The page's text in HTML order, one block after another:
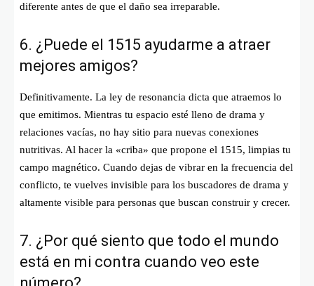
diferente antes de que el daño sea irreparable.
6. ¿Puede el 1515 ayudarme a atraer
mejores amigos?
Definitivamente. La ley de resonancia dicta que atraemos lo
que emitimos. Mientras tu espacio esté lleno de drama y
relaciones vacías, no hay sitio para nuevas conexiones
nutritivas. Al hacer la «criba» que propone el 1515, limpias tu
campo magnético. Cuando dejas de vibrar en la frecuencia del
conflicto, te vuelves invisible para los buscadores de drama y
altamente visible para personas que buscan construir y crecer.
7. ¿Por qué siento que todo el mundo
está en mi contra cuando veo este